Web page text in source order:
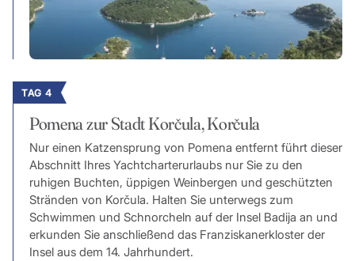
TAG 4
Pomena zur Stadt Korčula, Korčula
Nur einen Katzensprung von Pomena entfernt führt dieser
Abschnitt Ihres Yachtcharterurlaubs nur Sie zu den
ruhigen Buchten, üppigen Weinbergen und geschützten
Stränden von Korčula. Halten Sie unterwegs zum
Schwimmen und Schnorcheln auf der Insel Badija an und
erkunden Sie anschließend das Franziskanerkloster der
Insel aus dem 14. Jahrhundert.